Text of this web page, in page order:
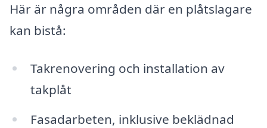
Här är några områden där en plåtslagare
kan bistå:
Takrenovering och installation av
takplåt
Fasadarbeten, inklusive beklädnad